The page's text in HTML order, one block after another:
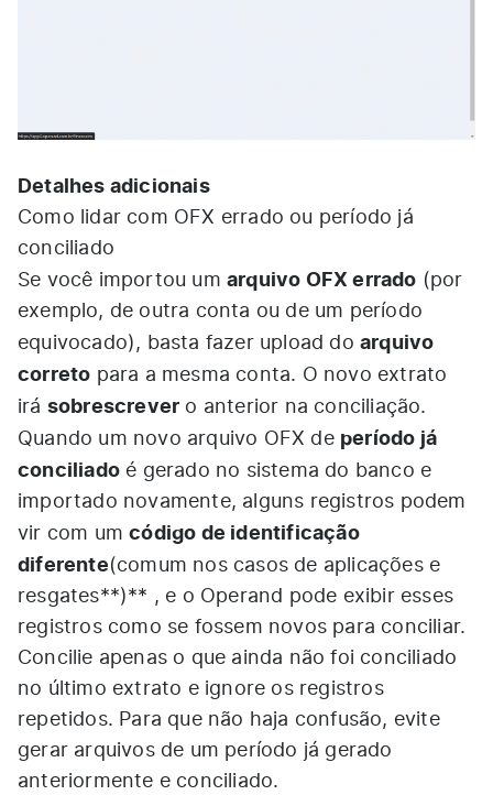
Detalhes adicionais
Como lidar com OFX errado ou período já
conciliado
Se você importou um arquivo OFX errado (por
exemplo, de outra conta ou de um período
equivocado), basta fazer upload doarquivo
correto para a mesma conta. O novo extrato
irá sobrescrever o anterior na conciliação.
Quando um novo arquivo OFX de período já
conciliado é gerado no sistema do banco e
importado novamente, alguns registros podem
vir com umcódigo de identificação
diferente(comum nos casos de aplicações e
resgates**)** , e o Operand pode exibir esses
registros como se fossem novos para conciliar.
Concilie apenas o que ainda não foi conciliado
no último extrato e ignore os registros
repetidos. Para que não haja confusão, evite
gerar arquivos de um período já gerado
anteriormente e conciliado.